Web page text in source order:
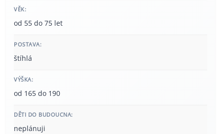
VĚK:
od 55 do 75 let
POSTAVA:
štíhlá
VÝŠKA:
od 165 do 190
DĚTI DO BUDOUCNA:
neplánuji